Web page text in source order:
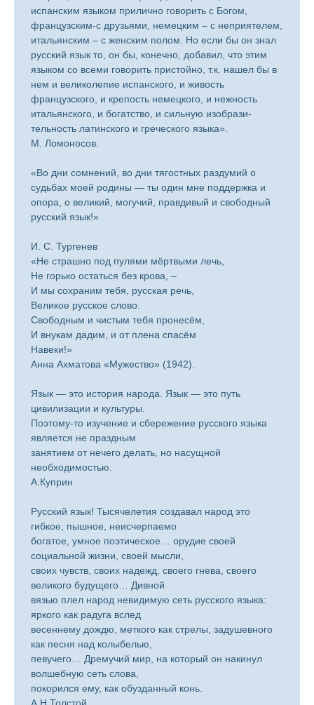
испанским языком прилично говорить с Богом,
французским-с друзьями, немецким – с неприятелем,
итальянским – с женским полом. Но если бы он знал
русский язык то, он бы, конечно, добавил, что этим
языком со всеми говорить пристойно, т.к. нашел бы в
нем и великолепие испанского, и живость
французского, и крепость немецкого, и нежность
итальянского, и богатство, и сильную изобрази-
тельность латинского и греческого языка».
М. Ломоносов.
«Во дни сомнений, во дни тягостных раздумий о
судьбах моей родины — ты один мне поддержка и
опора, о великий, могучий, правдивый и свободный
русский язык!»
И. С. Тургенев
«Не страшно под пулями мёртвыми лечь,
Не горько остаться без крова, –
И мы сохраним тебя, русская речь,
Великое русское слово.
Свободным и чистым тебя пронесём,
И внукам дадим, и от плена спасём
Навеки!»
Анна Ахматова «Мужество» (1942).
Язык — это история народа. Язык — это путь
цивилизации и культуры.
Поэтому-то изучение и сбережение русского языка
является не праздным
занятием от нечего делать, но насущной
необходимостью.
А.Куприн
Русский язык! Тысячелетия создавал народ это
гибкое, пышное, неисчерпаемо
богатое, умное поэтическое… орудие своей
социальной жизни, своей мысли,
своих чувств, своих надежд, своего гнева, своего
великого будущего… Дивной
вязью плел народ невидимую сеть русского языка:
яркого как радуга вслед
весеннему дождю, меткого как стрелы, задушевного
как песня над колыбелью,
певучего… Дремучий мир, на который он накинул
волшебную сеть слова,
покорился ему, как обузданный конь.